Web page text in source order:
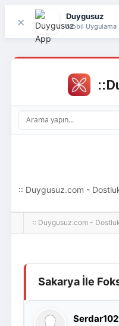
× Duygusuz
Mobil Uygulama
Giriş Yap
:: Duygusuz.com -
hoş geldin ziyaretçi!
:: Duygusuz.com -
Sakarya İle
Serdar102